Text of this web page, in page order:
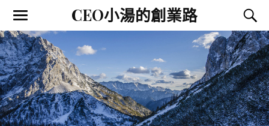
CEO小湯的創業路